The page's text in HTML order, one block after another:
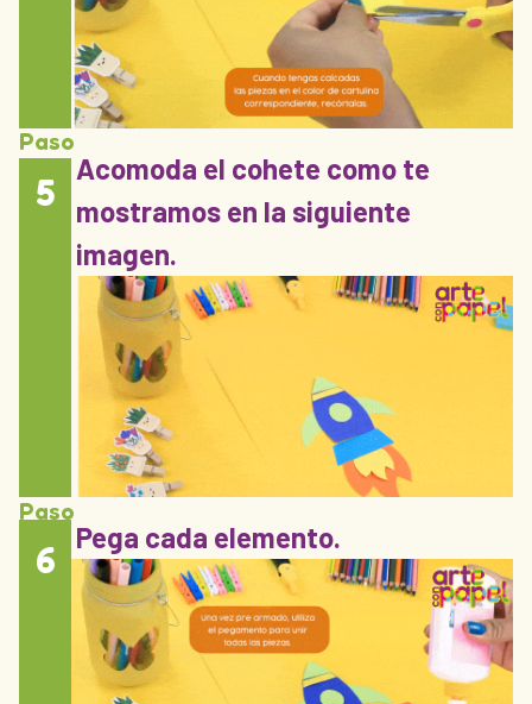
Paso
5
Acomoda el cohete como te
mostramos en la siguiente
imagen.
Paso
6 Pega cada elemento.